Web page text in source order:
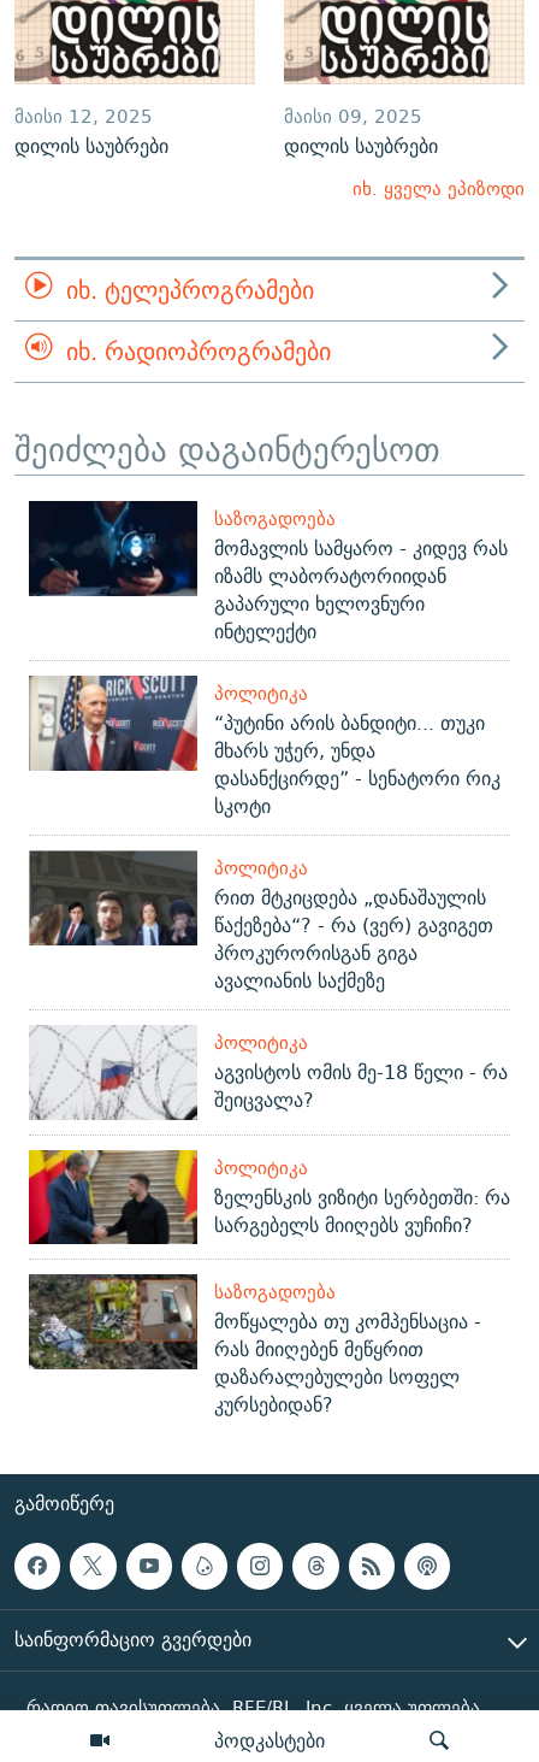
პოდკასტები
ᲛᲐᲘᲡᲘ 12, 2025
დილის საუბრები
ᲛᲐᲘᲡᲘ 09, 2025
დილის საუბრები
იხ. ყველა ეპიზოდი
ᲘᲮ. ᲢᲔᲚᲔᲞᲠᲝᲒᲠᲐᲛᲔᲑᲘ
ᲘᲮ. ᲠᲐᲓᲘᲝᲞᲠᲝᲒᲠᲐᲛᲔᲑᲘ
შეიძლება დაგაინტერესოთ
ᲡᲐᲖᲝᲒᲐᲓᲝᲔᲑᲐ
მომავლის სამყარო - კიდევ რას
იზამს ლაბორატორიიდან
გაპარული ხელოვნური
ინტელექტი
ᲞᲝᲚᲘᲢᲘᲙᲐ
“პუტინი არის ბანდიტი... თუკი
მხარს უჭერ, უნდა
დასანქცირდე” - სენატორი რიკ
სკოტი
ᲞᲝᲚᲘᲢᲘᲙᲐ
რით მტკიცდება „დანაშაულის
წაქეზება“? - რა (ვერ) გავიგეთ
პროკურორისგან გიგა
ავალიანის საქმეზე
ᲞᲝᲚᲘᲢᲘᲙᲐ
აგვისტოს ომის მე-18 წელი - რა
შეიცვალა?
ᲞᲝᲚᲘᲢᲘᲙᲐ
ზელენსკის ვიზიტი სერბეთში: რა
სარგებელს მიიღებს ვუჩიჩი?
ᲡᲐᲖᲝᲒᲐᲓᲝᲔᲑᲐ
მოწყალება თუ კომპენსაცია -
რას მიიღებენ მეწყრით
დაზარალებულები სოფელ
კურსებიდან?
ᲒᲐᲛᲝᲘᲬᲔᲠᲔ
ᲡᲐᲘᲜᲤᲝᲠᲛᲐᲪᲘᲝ ᲒᲕᲔᲠᲓᲔᲑᲘ
რადიო თავისუფლება, RFE/RL, Inc. ყველა უფლება
დაცულია